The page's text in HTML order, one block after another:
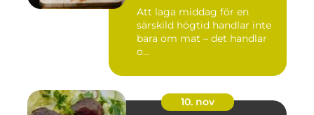
Att laga middag för en
särskild högtid handlar inte
bara om mat – det handlar
o...
10. nov